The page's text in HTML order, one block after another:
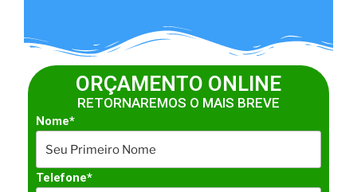
ORÇAMENTO ONLINE
RETORNAREMOS O MAIS BREVE
Nome*
Telefone*